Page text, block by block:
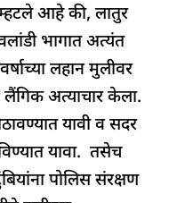
आहे की, लातुर
भागात अत्यंत
लहान मुलीवर
लैंगिक अत्याचार केला.
यावी व सदर
यावा. तसेच
पोलिस संरक्षण